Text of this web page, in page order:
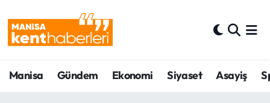
Manisa Gündem Ekonomi Siyaset Asayiş
Ahmetli Hava Durumu
Ahmetli Trafik Yoğunluk Haritası